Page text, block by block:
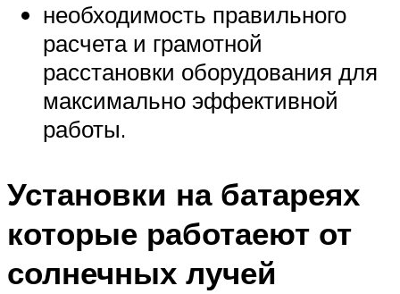
необходимость правильного
расчета и грамотной
расстановки оборудования для
максимально эффективной
работы.
Установки на батареях
которые работаеют от
солнечных лучей